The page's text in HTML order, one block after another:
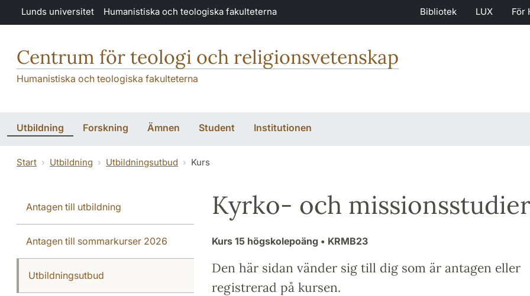
Hoppa till huvudinnehåll
Lunds universitet Humanistiska och teologiska fakulteterna Bibliotek LUX För
Centrum för teologi och religionsvetenskap
Humanistiska och teologiska fakulteterna
Utbildning Forskning Ämnen Student Institutionen
Start Utbildning Utbildningsutbud Kurs
Antagen till utbildning
Antagen till sommarkurser 2026
Utbildningsutbud
Kyrko- och
Kurs 15 högskolepoäng • KRMB23
Den här sidan vänder sig till dig som är antagen eller
registrerad på kursen.